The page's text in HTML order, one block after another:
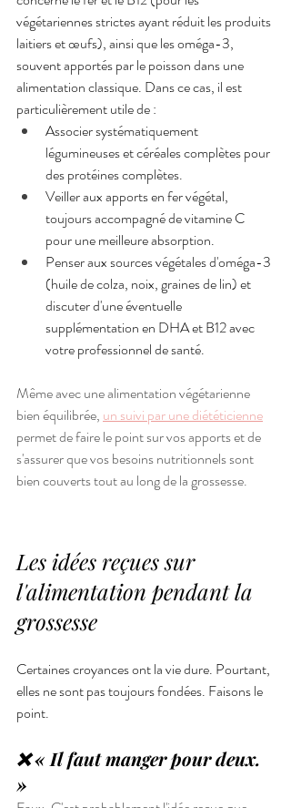
végétariennes strictes ayant réduit les produits
laitiers et œufs), ainsi que les oméga-3,
souvent apportés par le poisson dans une
alimentation classique. Dans ce cas, il est
particulièrement utile de :
Associer systématiquement
légumineuses et céréales complètes pour
des protéines complètes.
Veiller aux apports en fer végétal,
toujours accompagné de vitamine C
pour une meilleure absorption.
Penser aux sources végétales d'oméga-3
(huile de colza, noix, graines de lin) et
discuter d'une éventuelle
supplémentation en DHA et B12 avec
votre professionnel de santé.
Même avec une alimentation végétarienne
bien équilibrée, un suivi par une diététicienne
permet de faire le point sur vos apports et de
s'assurer que vos besoins nutritionnels sont
bien couverts tout au long de la grossesse.
Les idées reçues sur
l'alimentation pendant la
grossesse
Certaines croyances ont la vie dure. Pourtant,
elles ne sont pas toujours fondées. Faisons le
point.
❌ « Il faut manger pour deux.
»